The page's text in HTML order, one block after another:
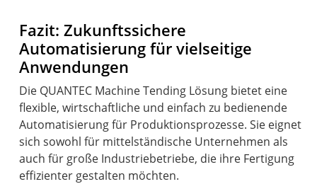
Fazit: Zukunftssichere
Automatisierung für vielseitige
Anwendungen
Die QUANTEC Machine Tending Lösung bietet eine
flexible, wirtschaftliche und einfach zu bedienende
Automatisierung für Produktionsprozesse. Sie eignet
sich sowohl für mittelständische Unternehmen als
auch für große Industriebetriebe, die ihre Fertigung
effizienter gestalten möchten.